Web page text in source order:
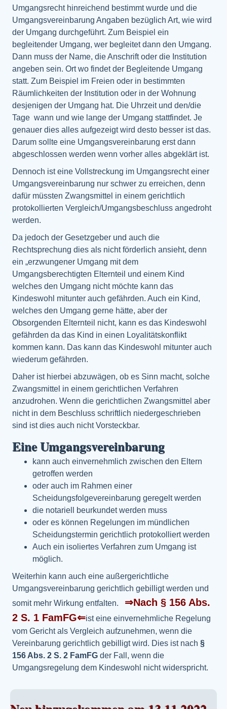
Umgangsrecht hinreichend bestimmt wurde und die
Umgangsvereinbarung Angaben bezüglich Art, wie wird
der Umgang durchgeführt. Zum Beispiel ein
begleitender Umgang, wer begleitet dann den Umgang.
Dann muss der Name, die Anschrift oder die Institution
angeben sein. Ort wo findet der Begleitende Umgang
statt. Zum Beispiel im Freien oder in bestimmten
Räumlichkeiten der Institution oder in der Wohnung
desjenigen der Umgang hat. Die Uhrzeit und den/die
Tage wann und wie lange der Umgang stattfindet. Je
genauer dies alles aufgezeigt wird desto besser ist das.
Darum sollte eine Umgangsvereinbarung erst dann
abgeschlossen werden wenn vorher alles abgeklärt ist.
Dennoch ist eine Vollstreckung im Umgangsrecht einer
Umgangsvereinbarung nur schwer zu erreichen, denn
dafür müssten Zwangsmittel in einem gerichtlich
protokollierten Vergleich/Umgangsbeschluss angedroht
werden.
Da jedoch der Gesetzgeber und auch die
Rechtsprechung dies als nicht förderlich ansieht, denn
ein „erzwungener Umgang mit dem
Umgangsberechtigten Elternteil und einem Kind
welches den Umgang nicht möchte kann das
Kindeswohl mitunter auch gefährden. Auch ein Kind,
welches den Umgang gerne hätte, aber der
Obsorgenden Elternteil nicht, kann es das Kindeswohl
gefährden da das Kind in einen Loyalitätskonflikt
kommen kann. Das kann das Kindeswohl mitunter auch
wiederum gefährden.
Daher ist hierbei abzuwägen, ob es Sinn macht, solche
Zwangsmittel in einem gerichtlichen Verfahren
anzudrohen. Wenn die gerichtlichen Zwangsmittel aber
nicht in dem Beschluss schriftlich niedergeschrieben
sind ist dies auch nicht Vorsteckbar.
Eine Umgangsvereinbarung
kann auch einvernehmlich zwischen den Eltern
getroffen werden
oder auch im Rahmen einer
Scheidungsfolgevereinbarung geregelt werden
die notariell beurkundet werden muss
oder es können Regelungen im mündlichen
Scheidungstermin gerichtlich protokolliert werden
Auch ein isoliertes Verfahren zum Umgang ist
möglich.
Weiterhin kann auch eine außergerichtliche
Umgangsvereinbarung gerichtlich gebilligt werden und
somit mehr Wirkung entfalten. ⇒Nach § 156 Abs.
2 S. 1 FamFG⇐ist eine einvernehmliche Regelung
vom Gericht als Vergleich aufzunehmen, wenn die
Vereinbarung gerichtlich gebilligt wird. Dies ist nach §
156 Abs. 2 S. 2 FamFG der Fall, wenn die
Umgangsregelung dem Kindeswohl nicht widerspricht.